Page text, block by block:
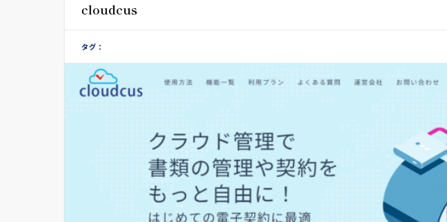
cloudcus
タグ：